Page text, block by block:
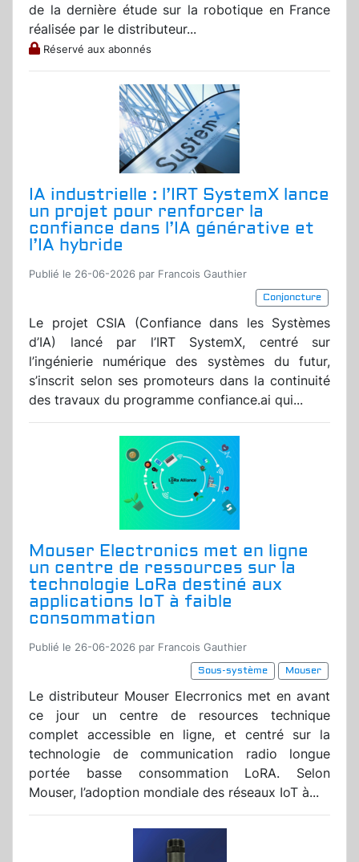
de la dernière étude sur la robotique en France
réalisée par le distributeur...
Réservé aux abonnés
IA industrielle : l’IRT SystemX lance
un projet pour renforcer la
confiance dans l’IA générative et
l’IA hybride
Publié le 26-06-2026 par Francois Gauthier
Conjoncture
Le projet CSIA (Confiance dans les Systèmes
d’IA) lancé par l’IRT SystemX, centré sur
l’ingénierie numérique des systèmes du futur,
s’inscrit selon ses promoteurs dans la continuité
des travaux du programme confiance.ai qui...
Mouser Electronics met en ligne
un centre de ressources sur la
technologie LoRa destiné aux
applications IoT à faible
consommation
Publié le 26-06-2026 par Francois Gauthier
Sous-système
Mouser
Le distributeur Mouser Elecrronics met en avant
ce jour un centre de resources technique
complet accessible en ligne, et centré sur la
technologie de communication radio longue
portée basse consommation LoRA. Selon
Mouser, l’adoption mondiale des réseaux IoT à...